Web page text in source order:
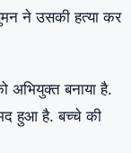
ने उसकी हत्या कर
अभियुक्त बनाया है.
हुआ है. बच्चे की